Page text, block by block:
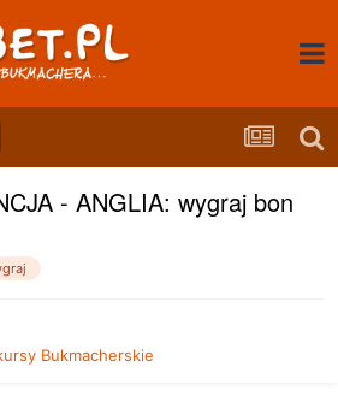
- ANGLIA: wygraj bon
Bukmacherskie